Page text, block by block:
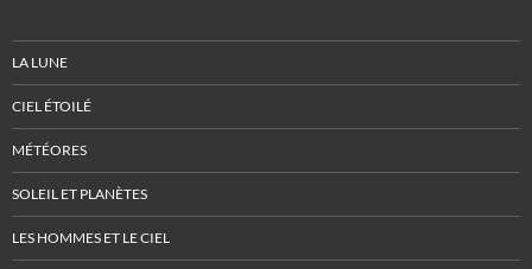
LA LUNE
CIEL ÉTOILÉ
MÉTÉORES
SOLEIL ET PLANÈTES
LES HOMMES ET LE CIEL